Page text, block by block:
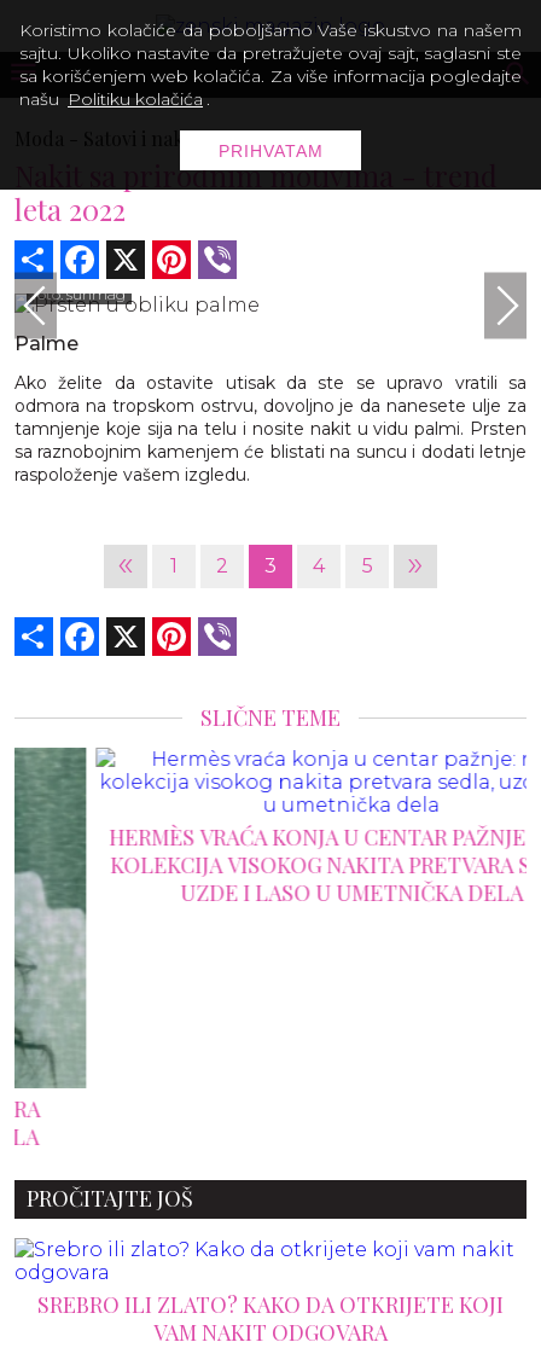
Satovi i nakit
Nakit sa prirodnim motivima - trend
leta 2022
Share Facebook Pinterest
foto: sunmag
Palme
Ako želite da ostavite utisak da ste se upravo vratili sa
odmora na tropskom ostrvu, dovoljno je da nanesete ulje za
tamnjenje koje sija na telu i nosite nakit u vidu palmi. Prsten
sa raznobojnim kamenjem će blistati na suncu i dodati letnje
raspoloženje vašem izgledu.
« 1 2 3 4 5 »
Share Facebook Pinterest
SLIČNE TEME
HERMÈS VRAĆA KONJA U CENTAR PAŽNJE: NOVA
KOLEKCIJA VISOKOG NAKITA PRETVARA SEDLA,
UZDE I LASO U UMETNIČKA DELA
PROČITAJTE JOŠ
SREBRO ILI ZLATO? KAKO DA OTKRIJETE KOJI
VAM NAKIT ODGOVARA
Koristimo kolačiće da poboljšamo Vaše iskustvo na našem
sajtu. Ukoliko nastavite da pretražujete ovaj sajt, saglasni ste
sa korišćenjem web kolačića. Za više informacija pogledajte
našu Politiku kolačića .
PRIHVATAM